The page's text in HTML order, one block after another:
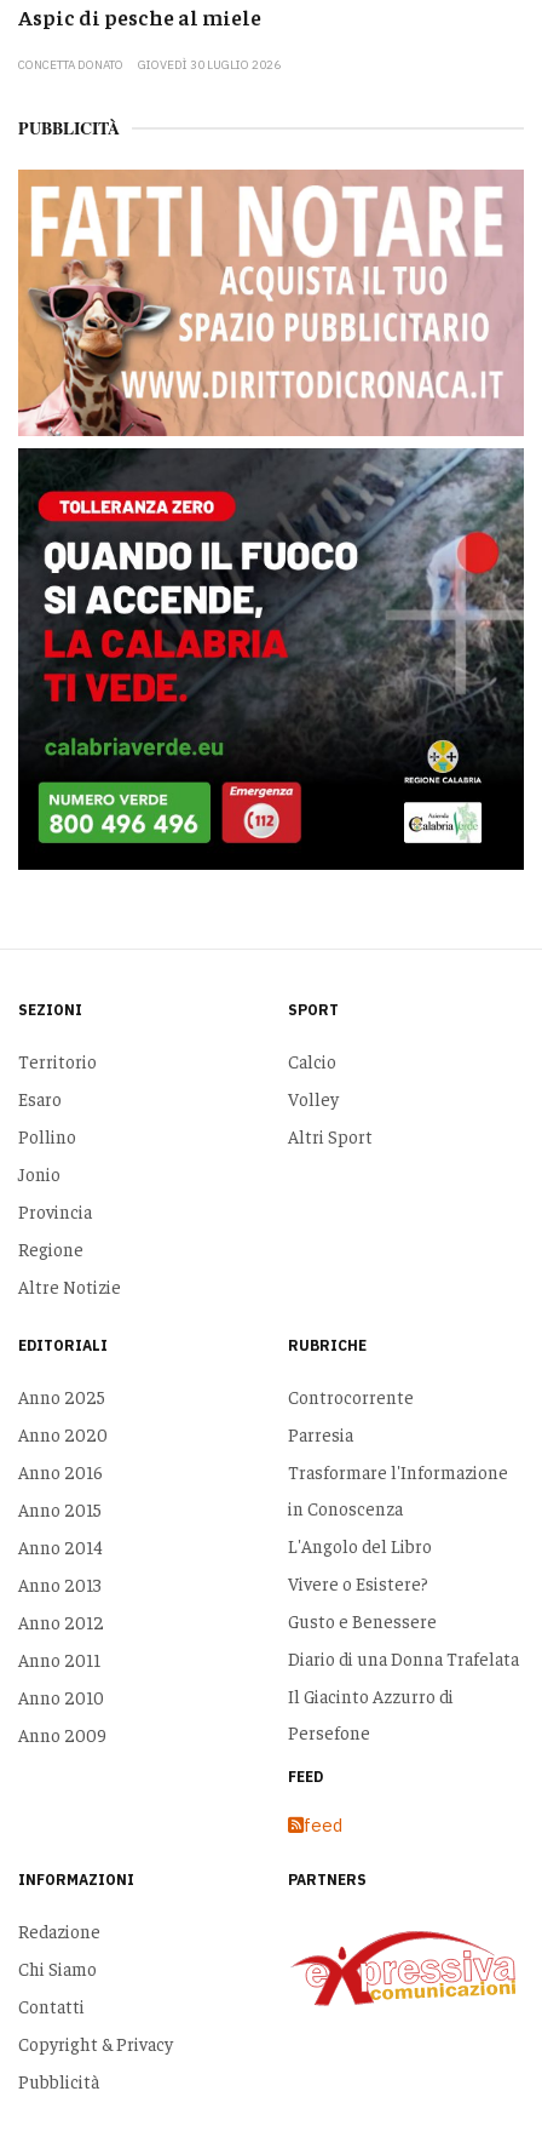
Aspic di pesche al miele
CONCETTA DONATO GIOVEDÌ 30 LUGLIO 2026
PUBBLICITÀ
SEZIONI
Territorio
Esaro
Pollino
Jonio
Provincia
Regione
Altre Notizie
SPORT
Calcio
Volley
Altri Sport
EDITORIALI
Anno 2025
Anno 2020
Anno 2016
Anno 2015
Anno 2014
Anno 2013
Anno 2012
Anno 2011
Anno 2010
Anno 2009
RUBRICHE
Controcorrente
Parresia
Trasformare l'Informazione
in Conoscenza
L'Angolo del Libro
Vivere o Esistere?
Gusto e Benessere
Diario di una Donna Trafelata
Il Giacinto Azzurro di
Persefone
FEED
feed
INFORMAZIONI
Redazione
Chi Siamo
Contatti
Copyright & Privacy
Pubblicità
PARTNERS